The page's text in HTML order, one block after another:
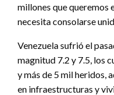
millones que queremos
necesita consolarse
Venezuela sufrió el
magnitud 7.2 y 7.5, los
y más de 5 mil heridos,
en infraestructuras y